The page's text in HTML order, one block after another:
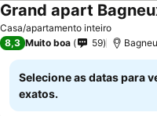
Casa/apartamento inteiro
Grand apart
8,3 Muito boa 59
Selecione as datas para
exatos.